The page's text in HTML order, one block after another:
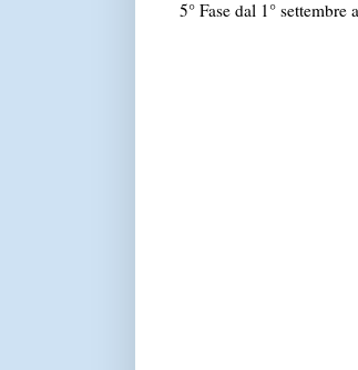
5° Fase dal 1°